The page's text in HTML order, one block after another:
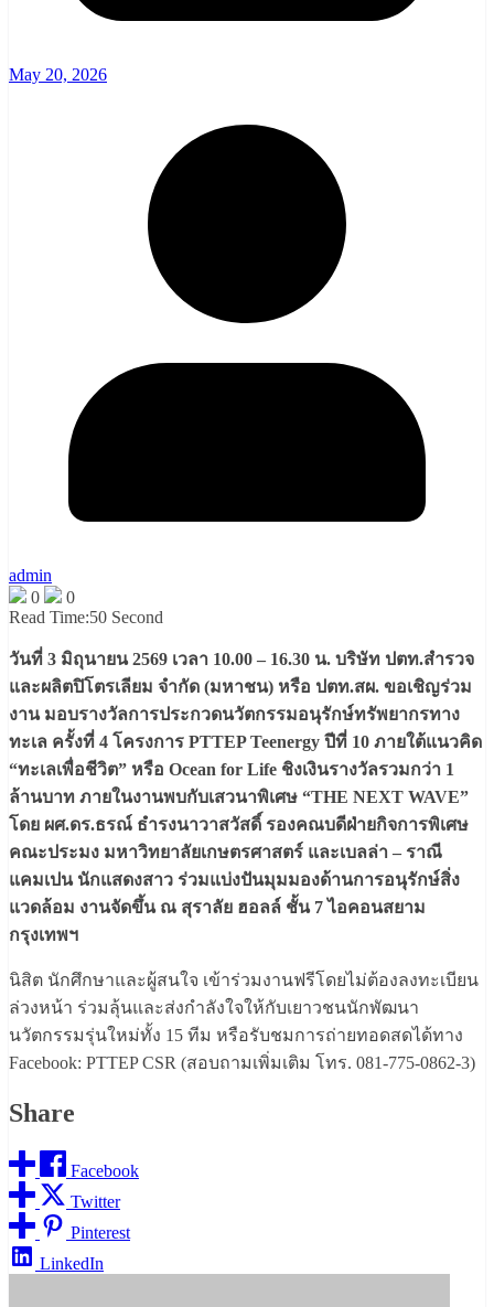
May 20, 2026
admin
0
0
Read Time:50 Second
วันที่ 3 มิถุนายน 2569 เวลา 10.00 – 16.30 น. บริษัท ปตท.สำรวจ
และผลิตปิโตรเลียม จำกัด (มหาชน) หรือ ปตท.สผ. ขอเชิญร่วม
งาน มอบรางวัลการประกวดนวัตกรรมอนุรักษ์ทรัพยากรทาง
ทะเล ครั้งที่ 4 โครงการ PTTEP Teenergy ปีที่ 10 ภายใต้แนวคิด
“ทะเลเพื่อชีวิต” หรือ Ocean for Life ชิงเงินรางวัลรวมกว่า 1
ล้านบาท ภายในงานพบกับเสวนาพิเศษ “THE NEXT WAVE”
โดย ผศ.ดร.ธรณ์ ธำรงนาวาสวัสดิ์ รองคณบดีฝ่ายกิจการพิเศษ
คณะประมง มหาวิทยาลัยเกษตรศาสตร์ และเบลล่า – ราณี
แคมเปน นักแสดงสาว ร่วมแบ่งปันมุมมองด้านการอนุรักษ์สิ่ง
แวดล้อม งานจัดขึ้น ณ สุราลัย ฮอลล์ ชั้น 7 ไอคอนสยาม
กรุงเทพฯ
นิสิต นักศึกษาและผู้สนใจ เข้าร่วมงานฟรีโดยไม่ต้องลงทะเบียน
ล่วงหน้า ร่วมลุ้นและส่งกำลังใจให้กับเยาวชนนักพัฒนา
นวัตกรรมรุ่นใหม่ทั้ง 15 ทีม หรือรับชมการถ่ายทอดสดได้ทาง
Facebook: PTTEP CSR (สอบถามเพิ่มเติม โทร. 081-775-0862-3)
Share
Facebook
Twitter
Pinterest
LinkedIn